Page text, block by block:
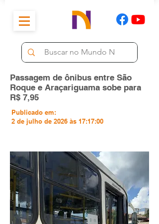
Passagem de ônibus entre São
Roque e Araçariguama sobe para
R$ 7,95
Publicado em:
2 de julho de 2026 às 17:17:00